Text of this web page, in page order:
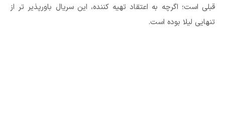
قبلی است؛ اگرچه به اعتقاد تهیه کننده، این سریال باورپذیر تر از
تنهایی لیلا بوده است.